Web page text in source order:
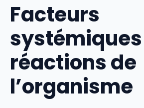
Facteurs
réactions de
l’organisme